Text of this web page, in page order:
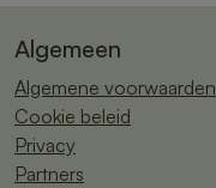
Algemeen
Algemene voorwaarden
Cookie beleid
Privacy
Partners